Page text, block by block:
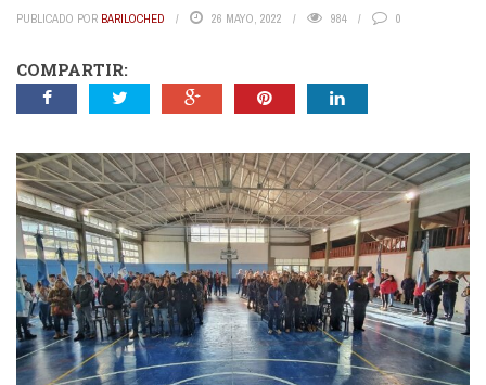
PUBLICADO POR BARILOCHED 26 MAYO, 2022 984 0
COMPARTIR: